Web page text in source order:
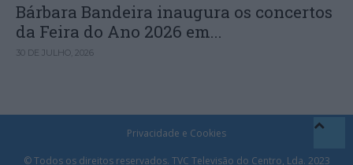
Bárbara Bandeira inaugura os concertos
da Feira do Ano 2026 em...
30 DE JULHO, 2026
Privacidade e Cookies
© Todos os direitos reservados. TVC Televisão do Centro, Lda. 2023